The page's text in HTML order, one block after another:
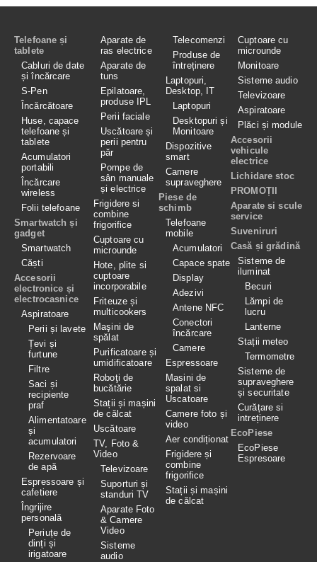
Telefoane și
tablete
Cabluri de date
și încărcare
S-Pen
Încărcătoare
Huse, capace
telefoane și
tablete
Acumulatori
portabili
Încărcare
wireless
Folii telefoane
Smartwatch și
gadget
Smartwatch
Căști
Accesorii
electronice și
electrocasnice
Aspiratoare
Perii și lavete
Țevi și
furtune
Filtre
Saci și
recipiente
praf
Alimentatoare
și
acumulatori
Rezervoare
de apă
Espressoare și
cafetiere
Îngrijire
personală
Periuțe de
dinți și
irigatoare
Aparate de
ras electrice
Aparate de
tuns
Epilatoare,
produse IPL
Perii faciale
Uscătoare și
perii pentru
păr
Pompe de
sân manuale
și electrice
Frigidere si
combine
frigorifice
Cuptoare cu
microunde
Hote, plite si
cuptoare
incorporabile
Friteuze și
multicookers
Maşini de
spălat
Purificatoare și
umidificatoare
Roboţi de
bucătărie
Stații și mașini
de călcat
Uscătoare
TV, Foto &
Video
Televizoare
Suporturi și
standuri TV
Aparate Foto
& Camere
Video
Sisteme
audio
Telecomenzi
Produse de
întreținere
Laptopuri,
Desktop, IT
Laptopuri
Desktopuri și
Monitoare
Dispozitive
smart
Camere
supraveghere
Piese de
schimb
Telefoane
mobile
Acumulatori
Capace spate
Display
Adezivi
Antene NFC
Conectori
încărcare
Camere
Espressoare
Masini de
spalat si
Uscatoare
Camere foto și
video
Aer condiționat
Frigidere și
combine
frigorifice
Stații și mașini
de călcat
Cuptoare cu
microunde
Monitoare
Sisteme audio
Televizoare
Aspiratoare
Plăci și module
Accesorii
vehicule
electrice
Lichidare stoc
PROMOȚII
Aparate si scule
service
Suveniruri
Casă și grădină
Sisteme de
iluminat
Becuri
Lămpi de
lucru
Lanterne
Stații meteo
Termometre
Sisteme de
supraveghere
și securitate
Curățare si
intreținere
EcoPiese
EcoPiese
Espresoare